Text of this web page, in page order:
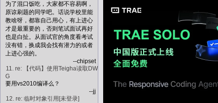
为了混口饭吃，大家都不容易啊，
原谅刷题的同学吧。话说学校里能
教啥呀，都靠自己用心，有上进心
才是最重要的，否则笔试面试再好
也是白扯。从面试官的角度看考试
没有错，换成我会找有潜力的或者
上进心强的。
--chipset
11. re: 【代码】使用Teigha读取DW
G
要用vs2010编译么？
--jj
12. re: 临时对象引用[未登录]